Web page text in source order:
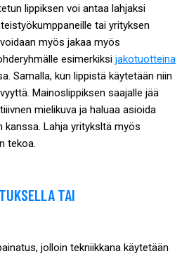
lippiksen voi antaa lahjaksi
tai yrityksen
myös jakaa myös
esimerkiksi jakotuotteina
Samalla, kun lippistä käytetään niin
Mainoslippiksen saajalle jää
mielikuva ja haluaa asioida
kanssa. Lahja yrityksltä myös
tekoa.
TAI
jolloin tekniikkana käytetään